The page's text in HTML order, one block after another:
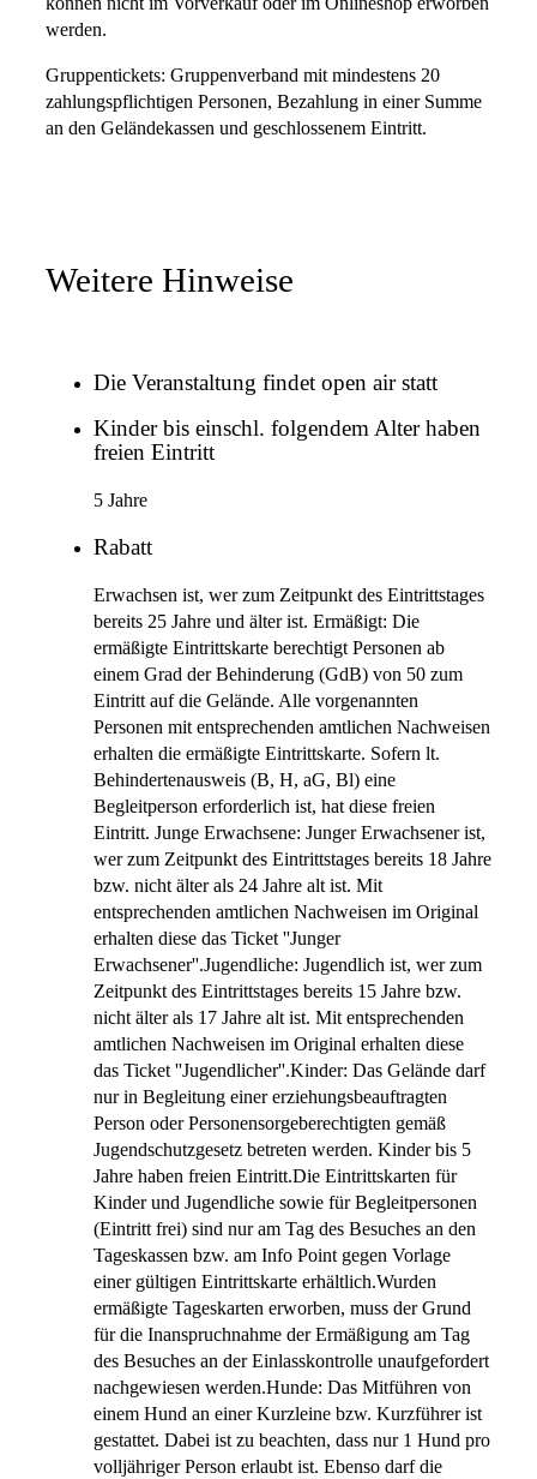
werden.
Gruppentickets: Gruppenverband mit mindestens 20
zahlungspflichtigen Personen, Bezahlung in einer Summe
an den Geländekassen und geschlossenem Eintritt.
Weitere Hinweise
Die Veranstaltung findet open air statt
Kinder bis einschl. folgendem Alter haben
freien Eintritt
5 Jahre
Rabatt
Erwachsen ist, wer zum Zeitpunkt des Eintrittstages
bereits 25 Jahre und älter ist. Ermäßigt: Die
ermäßigte Eintrittskarte berechtigt Personen ab
einem Grad der Behinderung (GdB) von 50 zum
Eintritt auf die Gelände. Alle vorgenannten
Personen mit entsprechenden amtlichen Nachweisen
erhalten die ermäßigte Eintrittskarte. Sofern lt.
Behindertenausweis (B, H, aG, Bl) eine
Begleitperson erforderlich ist, hat diese freien
Eintritt. Junge Erwachsene: Junger Erwachsener ist,
wer zum Zeitpunkt des Eintrittstages bereits 18 Jahre
bzw. nicht älter als 24 Jahre alt ist. Mit
entsprechenden amtlichen Nachweisen im Original
erhalten diese das Ticket ''Junger
Erwachsener''.Jugendliche: Jugendlich ist, wer zum
Zeitpunkt des Eintrittstages bereits 15 Jahre bzw.
nicht älter als 17 Jahre alt ist. Mit entsprechenden
amtlichen Nachweisen im Original erhalten diese
das Ticket ''Jugendlicher''.Kinder: Das Gelände darf
nur in Begleitung einer erziehungsbeauftragten
Person oder Personensorgeberechtigten gemäß
Jugendschutzgesetz betreten werden. Kinder bis 5
Jahre haben freien Eintritt.Die Eintrittskarten für
Kinder und Jugendliche sowie für Begleitpersonen
(Eintritt frei) sind nur am Tag des Besuches an den
Tageskassen bzw. am Info Point gegen Vorlage
einer gültigen Eintrittskarte erhältlich.Wurden
ermäßigte Tageskarten erworben, muss der Grund
für die Inanspruchnahme der Ermäßigung am Tag
des Besuches an der Einlasskontrolle unaufgefordert
nachgewiesen werden.Hunde: Das Mitführen von
einem Hund an einer Kurzleine bzw. Kurzführer ist
gestattet. Dabei ist zu beachten, dass nur 1 Hund pro
volljähriger Person erlaubt ist. Ebenso darf die